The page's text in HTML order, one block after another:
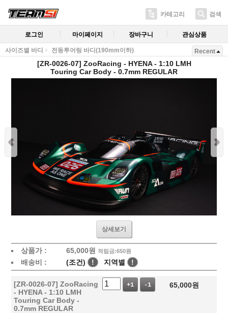
카테고리 검색
로그인 마이페이지 장바구니 관심상품
사이즈별 바디 전동투어링 바디(190mm이하) Recent
[ZR-0026-07] ZooRacing - HYENA - 1:10 LMH
Touring Car Body - 0.7mm REGULAR
상세보기
상품가 : 65,000원 적립금:650원
배송비 : (조건) ! 지역별 !
[ZR-0026-07] ZooRacing
- HYENA - 1:10 LMH
Touring Car Body -
0.7mm REGULAR
+1 -1 65,000원